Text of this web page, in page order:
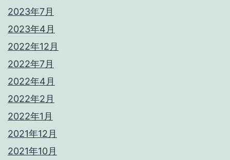
2023年7月
2023年4月
2022年12月
2022年7月
2022年4月
2022年2月
2022年1月
2021年12月
2021年10月